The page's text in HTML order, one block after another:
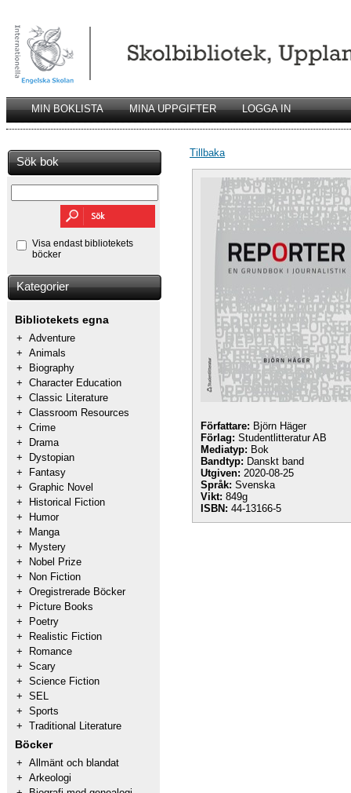
MIN BOKLISTA MINA UPPGIFTER LOGGA IN
Sök bok
Visa endast bibliotekets
böcker
Kategorier
Bibliotekets egna
+ Adventure
+ Animals
+
Biography
+ Character Education
+ Classic Literature
+ Classroom Resources
+ Crime
+
Drama
+
Dystopian
+
Fantasy
+ Graphic Novel
+
Historical Fiction
+
Humor
+
Manga
+
Mystery
+
Nobel Prize
+
Non Fiction
+ Oregistrerade Böcker
+
Picture Books
+
Poetry
+
Realistic Fiction
+
Romance
+ Scary
+ Science Fiction
+ SEL
+ Sports
+ Traditional Literature
Böcker
+ Allmänt och blandat
+ Arkeologi
Tillbaka
Författare: Björn Häger
Förlag: Studentlitteratur AB
Mediatyp: Bok
Bandtyp: Danskt band
Utgiven: 2020-08-25
Språk: Svenska
Vikt: 849g
ISBN: 44-13166-5